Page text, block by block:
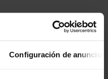
Configuración de anuncios
en Rodalíes